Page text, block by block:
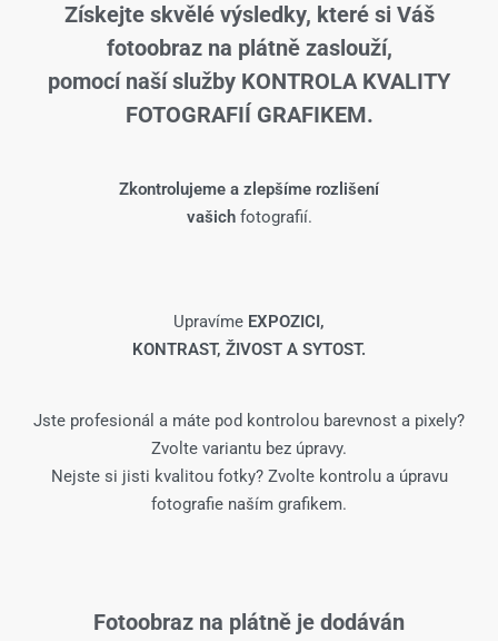
Získejte skvělé výsledky, které si Váš
fotoobraz na plátně zaslouží,
pomocí naší služby KONTROLA KVALITY
FOTOGRAFIÍ GRAFIKEM.
Zkontrolujeme a zlepšíme rozlišení
vašich fotografií.
Upravíme EXPOZICI,
KONTRAST, ŽIVOST A SYTOST.
Jste profesionál a máte pod kontrolou barevnost a pixely?
Zvolte variantu bez úpravy.
Nejste si jisti kvalitou fotky? Zvolte kontrolu a úpravu
fotografie naším grafikem.
Fotoobraz na plátně je dodáván